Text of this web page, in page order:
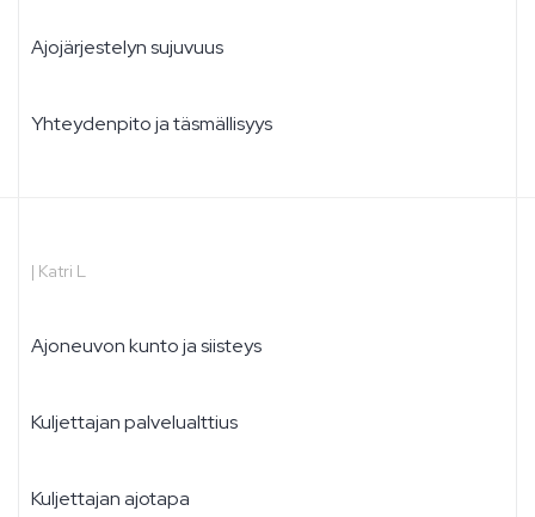
Ajojärjestelyn sujuvuus
Yhteydenpito ja täsmällisyys
| Katri L
Ajoneuvon kunto ja siisteys
Kuljettajan palvelualttius
Kuljettajan ajotapa